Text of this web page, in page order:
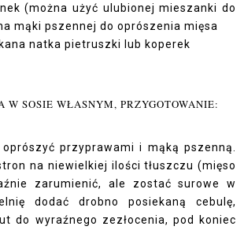
(można użyć ulubionej mieszanki do
mąki pszennej do oprószenia mięsa
natka pietruszki lub koperek
W SOSIE WŁASNYM, PRZYGOTOWANIE:
przyprawami i mąką pszenną.
na niewielkiej ilości tłuszczu (mięso
zarumienić, ale zostać surowe w
dodać drobno posiekaną cebulę,
do wyraźnego zezłocenia, pod koniec